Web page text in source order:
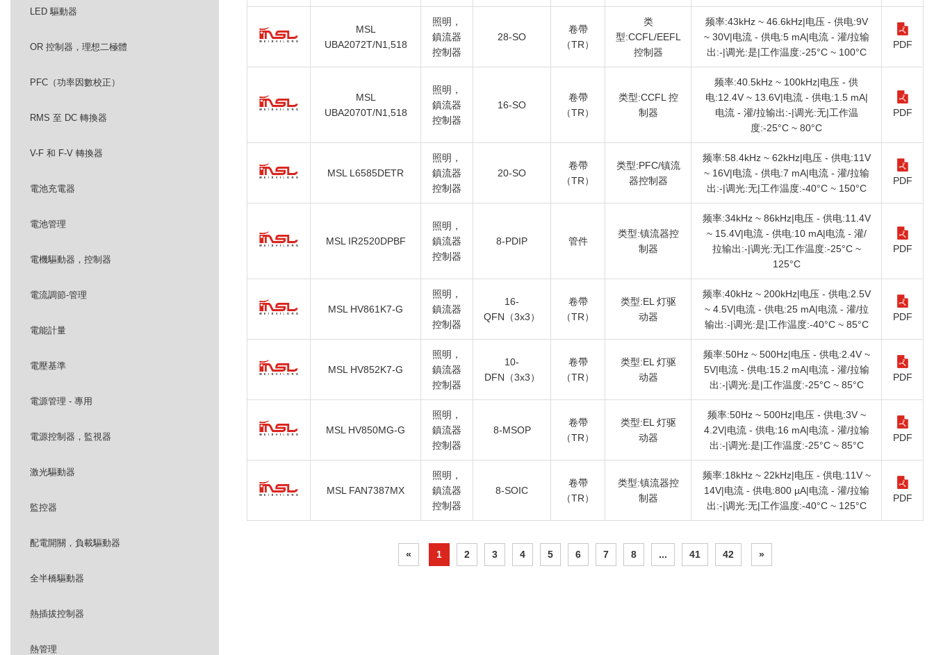
LED 驅動器
OR 控制器，理想二極體
PFC（功率因數校正）
RMS 至 DC 轉換器
V-F 和 F-V 轉換器
電池充電器
電池管理
電機驅動器，控制器
電流調節-管理
電能計量
電壓基準
電源管理 - 專用
電源控制器，監視器
激光驅動器
監控器
配電開關，負載驅動器
全半橋驅動器
熱插拔控制器
熱管理
MSL
UBA2072T/N1,518
照明，
鎮流器
控制器
28-SO
卷帶
（TR）
类
型:CCFL/EEFL
控制器
频率:43kHz ~ 46.6kHz|电压 - 供电:9V
~ 30V|电流 - 供电:5 mA|电流 - 灌/拉输
出:-|调光:是|工作温度:-25°C ~ 100°C
PDF
MSL
UBA2070T/N1,518
照明，
鎮流器
控制器
16-SO
卷帶
（TR）
类型:CCFL 控
制器
频率:40.5kHz ~ 100kHz|电压 - 供
电:12.4V ~ 13.6V|电流 - 供电:1.5 mA|
电流 - 灌/拉输出:-|调光:无|工作温
度:-25°C ~ 80°C
PDF
MSL L6585DETR
照明，
鎮流器
控制器
20-SO
卷帶
（TR）
类型:PFC/镇流
器控制器
频率:58.4kHz ~ 62kHz|电压 - 供电:11V
~ 16V|电流 - 供电:7 mA|电流 - 灌/拉输
出:-|调光:无|工作温度:-40°C ~ 150°C
PDF
MSL IR2520DPBF
照明，
鎮流器
控制器
8-PDIP 管件
类型:镇流器控
制器
频率:34kHz ~ 86kHz|电压 - 供电:11.4V
~ 15.4V|电流 - 供电:10 mA|电流 - 灌/
拉输出:-|调光:无|工作温度:-25°C ~
125°C
PDF
MSL HV861K7-G
照明，
鎮流器
控制器
16-
QFN（3x3）
卷帶
（TR）
类型:EL 灯驱
动器
频率:40kHz ~ 200kHz|电压 - 供电:2.5V
~ 4.5V|电流 - 供电:25 mA|电流 - 灌/拉
输出:-|调光:是|工作温度:-40°C ~ 85°C
PDF
MSL HV852K7-G
照明，
鎮流器
控制器
10-
DFN（3x3）
卷帶
（TR）
类型:EL 灯驱
动器
频率:50Hz ~ 500Hz|电压 - 供电:2.4V ~
5V|电流 - 供电:15.2 mA|电流 - 灌/拉输
出:-|调光:是|工作温度:-25°C ~ 85°C
PDF
MSL HV850MG-G
照明，
鎮流器
控制器
8-MSOP
卷帶
（TR）
类型:EL 灯驱
动器
频率:50Hz ~ 500Hz|电压 - 供电:3V ~
4.2V|电流 - 供电:16 mA|电流 - 灌/拉输
出:-|调光:是|工作温度:-25°C ~ 85°C
PDF
MSL FAN7387MX
照明，
鎮流器
控制器
8-SOIC
卷帶
（TR）
类型:镇流器控
制器
频率:18kHz ~ 22kHz|电压 - 供电:11V ~
14V|电流 - 供电:800 µA|电流 - 灌/拉输
出:-|调光:无|工作温度:-40°C ~ 125°C
PDF
« 1 2 3 4 5 6 7 8 ... 41 42 »